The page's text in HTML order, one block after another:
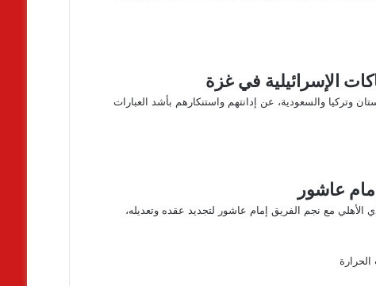
وتركيا والسعودية، عن إدانتهم واستنكارهم بأشد العبارات
عاشور
مع نجم الفريق إمام عاشور لتجديد عقده وتعديله،